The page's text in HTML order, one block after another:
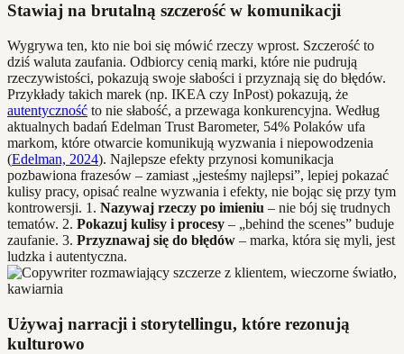
Stawiaj na brutalną szczerość w komunikacji
Wygrywa ten, kto nie boi się mówić rzeczy wprost. Szczerość to
dziś waluta zaufania. Odbiorcy cenią marki, które nie pudrują
rzeczywistości, pokazują swoje słabości i przyznają się do błędów.
Przykłady takich marek (np. IKEA czy InPost) pokazują, że
autentyczność to nie słabość, a przewaga konkurencyjna. Według
aktualnych badań Edelman Trust Barometer, 54% Polaków ufa
markom, które otwarcie komunikują wyzwania i niepowodzenia
(Edelman, 2024). Najlepsze efekty przynosi komunikacja
pozbawiona frazesów – zamiast „jesteśmy najlepsi”, lepiej pokazać
kulisy pracy, opisać realne wyzwania i efekty, nie bojąc się przy tym
kontrowersji. 1. Nazywaj rzeczy po imieniu – nie bój się trudnych
tematów. 2. Pokazuj kulisy i procesy – „behind the scenes” buduje
zaufanie. 3. Przyznawaj się do błędów – marka, która się myli, jest
ludzka i autentyczna.
Używaj narracji i storytellingu, które rezonują
kulturowo